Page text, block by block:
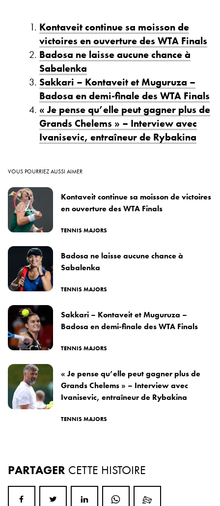
Kontaveit continue sa moisson de
victoires en ouverture des WTA Finals
Badosa ne laisse aucune chance à
Sabalenka
Sakkari – Kontaveit et Muguruza –
Badosa en demi-finale des WTA Finals
« Je pense qu’elle peut gagner plus de
Grands Chelems » – Interview avec
Ivanisevic, entraîneur de Rybakina
VOUS POURRIEZ AUSSI AIMER
Kontaveit continue sa moisson de victoires
en ouverture des WTA Finals
TENNIS MAJORS
Badosa ne laisse aucune chance à
Sabalenka
TENNIS MAJORS
Sakkari – Kontaveit et Muguruza –
Badosa en demi-finale des WTA Finals
TENNIS MAJORS
« Je pense qu’elle peut gagner plus de
Grands Chelems » – Interview avec
Ivanisevic, entraîneur de Rybakina
TENNIS MAJORS
PARTAGER CETTE HISTOIRE